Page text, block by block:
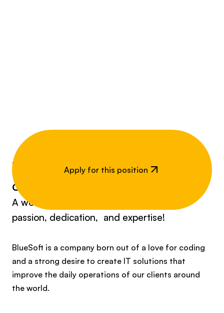
Apply for this position
Welcome to the world
of
A world full of technology, IT projects,
passion, dedication, and expertise!
BlueSoft is a company born out of a love for coding
and a strong desire to create IT solutions that
improve the daily operations of our clients around
the world.